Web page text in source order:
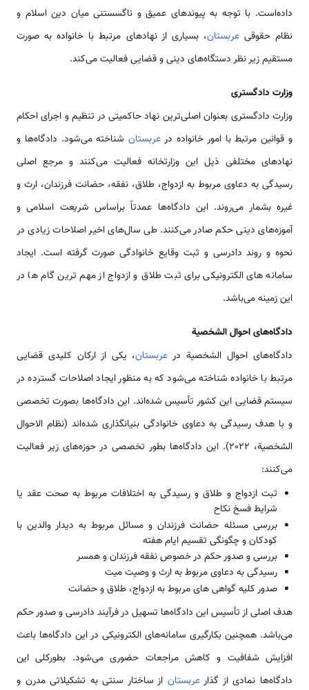
داده‌است. با توجه به پیوندهای عمیق و ناگسستنی میان دین اسلام و
نظام حقوقیعربستان، بسیاری از نهادهای مرتبط با خانواده به صورت
مستقیم زیر نظر دستگاه‌های دینی و قضایی فعالیت می‌کند.
وزارت دادگستری
وزارت دادگستری بعنوان اصلی‌ترین نهاد حاکمیتی در تنظیم و اجرای احکام
و قوانین مرتبط با امور خانواده در عربستانشناخته می‌شود. دادگاه‌ها و
نهادهای مختلفی ذیل این وزارتخانه فعالیت می‌کنند و مرجع اصلی
رسیدگی به دعاوی مربوط به ازدواج، طلاق، نفقه، حضانت فرزندان، ارث و
غیره بشمار می‌روند. این دادگاه‌ها عمدتاً براساس شریعت اسلامی و
آموزه‌های دینی حکم صادر می‌کنند. طی سال‌های اخیر اصلاحات زیادی در
نحوه و روند دادرسی و ثبت وقایع خانوادگی صورت گرفته است. ایجاد
سامانه های الکترونیکی برای ثبت طلاق و ازدواج از مهم ترین گام ها در
این زمینه می‌باشد.
دادگاه‌های احوال الشخصیة
دادگاه‌های احوال الشخصیة در عربستان، یکی از ارکان کلیدی قضایی
مرتبط با خانواده شناخته می‌شود که به منظور ایجاد اصلاحات گسترده در
سیستم قضایی این کشور تأسیس شده‌اند. این دادگاه‌ها بصورت تخصصی
و با هدف رسیدگی به دعاوی خانوادگی بنیانگذاری شده‌اند (نظام الاحوال
الشخصیة، 2022). این دادگاه‌ها بطور تخصصی در حوزه‌های زیر فعالیت
می‌کنند:
ثبت ازدواج و طلاق و رسیدگی به اختلافات مربوط به صحت عقد یا
شرایط فسخ نکاح
بررسی مسئله حضانت فرزندان و مسائل مربوط به دیدار والدین با
کودکان و چگونگی تقسیم ایام هفته
بررسی و صدور حکم در خصوص نفقه فرزندان و همسر
رسیدگی به دعاوی مربوط به ارث و وصیت میت
صدور کلیه گواهی های مربوط به ازدواج، طلاق و حضانت
هدف اصلی از تأسیس این دادگاه‌ها تسهیل در فرآیند دادرسی و صدور حکم
می‌باشد. همچنین بکارگیری سامانه‌های الکترونیکی در این دادگاه‌ها باعث
افزایش شفافیت و کاهش مراجعات حضوری می‌شود. بطورکلی این
دادگاه‌ها نمادی از گذارعربستان از ساختار سنتی به تشکیلاتی مدرن و